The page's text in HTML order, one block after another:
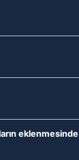
eklenmesinde